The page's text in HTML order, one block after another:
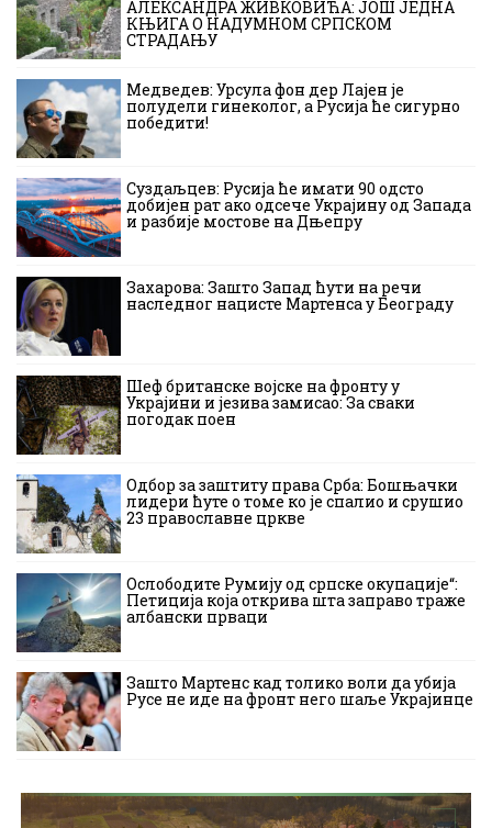
АЛЕКСАНДРА ЖИВКОВИЋА: ЈОШ ЈЕДНА
КЊИГА О НАДУМНОМ СРПСКОМ
СТРАДАЊУ
Медведев: Урсула фон дер Лајен је
полудели гинеколог, а Русија ће сигурно
победити!
Суздаљцев: Русија ће имати 90 одсто
добијен рат ако одсече Украјину од Запада
и разбије мостове на Дњепру
Захарова: Зашто Запад ћути на речи
наследног нацисте Мартенса у Београду
Шеф британске војске на фронту у
Украјини и језива замисао: За сваки
погодак поен
Одбор за заштиту права Срба: Бошњачки
лидери ћуте о томе ко је спалио и срушио
23 православне цркве
Ослободите Румију од српске окупације“:
Петиција која открива шта заправо траже
албански прваци
Зашто Мартенс кад толико воли да убија
Русе не иде на фронт него шаље Украјинце